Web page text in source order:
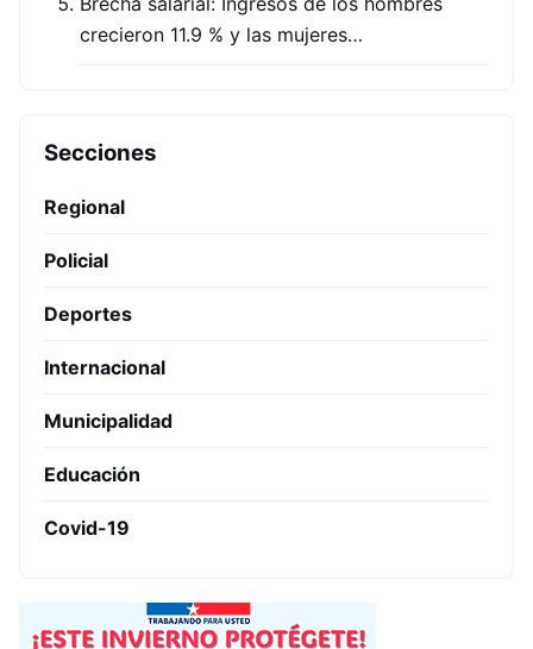
crecieron 11.9 % y las mujeres…
Secciones
Regional
Policial
Deportes
Internacional
Municipalidad
Educación
Covid-19